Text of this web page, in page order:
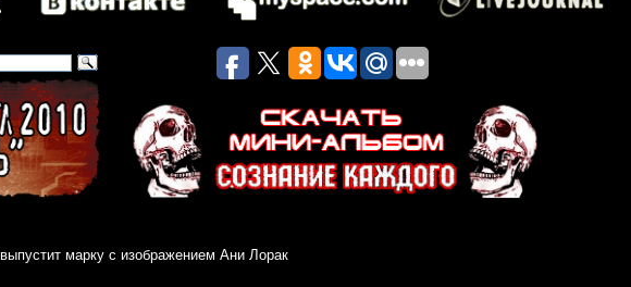
марку с изображением Ани Лорак